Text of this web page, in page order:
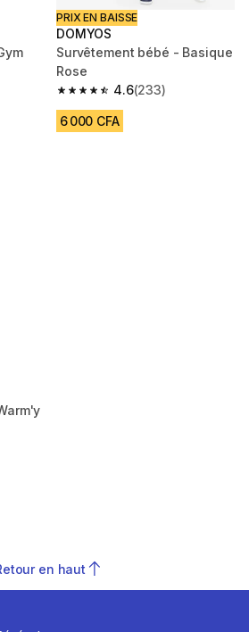
PRIX EN BAISSE
DOMYOS
Survêtement bébé - Basique
Rose
4.6
4.6 out of 5 stars from 233
(233)
6 000 CFA
en haut